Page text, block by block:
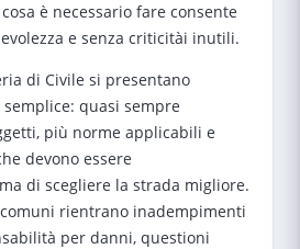
è necessario fare consente
e senza criticitài inutili.
di Civile si presentano
quasi sempre
più norme applicabili e
devono essere
di scegliere la strada migliore.
rientrano inadempimenti
per danni, questioni